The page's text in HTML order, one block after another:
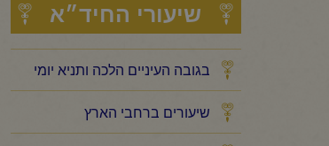
שיעורי החיד״א
בגובה העיניים הלכה ותניא יומי
שיעורים ברחבי הארץ